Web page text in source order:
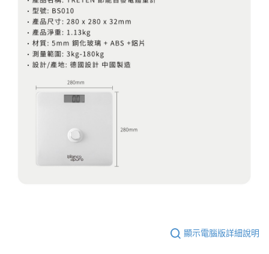
顯示電腦版詳細說明